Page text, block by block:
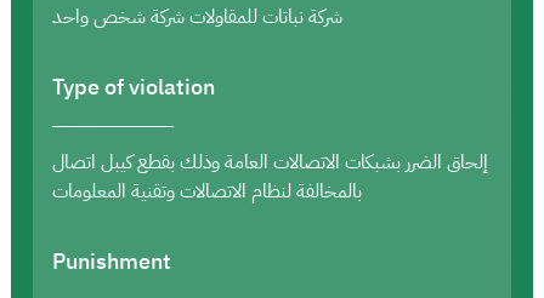
شركة نباتات للمقاولات شركة شخص واحد
Type of violation
إلحاق الضرر بشبكات الاتصالات العامة وذلك بقطع كيبل اتصال
بالمخالفة لنظام الاتصالات وتقنية المعلومات
Punishment